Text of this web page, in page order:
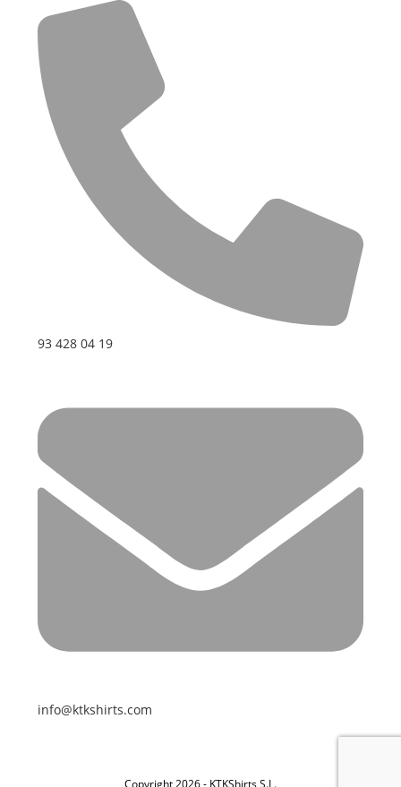
93 428 04 19
info@ktkshirts.com
Copyright 2026 - KTKShirts S.L.